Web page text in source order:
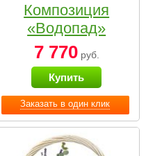
Заказать в один клик
Композиция
«Водопад»
7 770руб.
Купить